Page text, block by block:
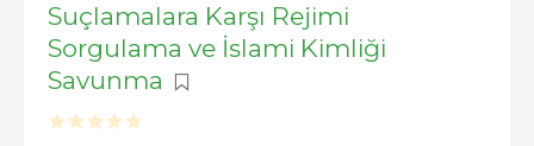
Suçlamalara Karşı Rejimi
Sorgulama ve İslami Kimliği
Savunma